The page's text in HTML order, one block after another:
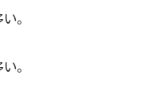
。
。